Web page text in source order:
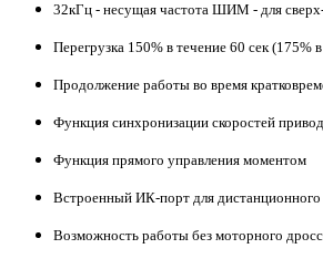
32кГц - несущая частота ШИМ - для
Перегрузка 150% в течение 60 сек
Продолжение работы во время
Функция синхронизации скоростей
Функция прямого управления моментом
Встроенный ИК-порт для
Возможность работы без моторного